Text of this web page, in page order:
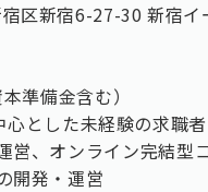
区新宿6-27-30 新宿イ
準備金含む）
とした未経験の求職
、オンライン完結型
開発・運営